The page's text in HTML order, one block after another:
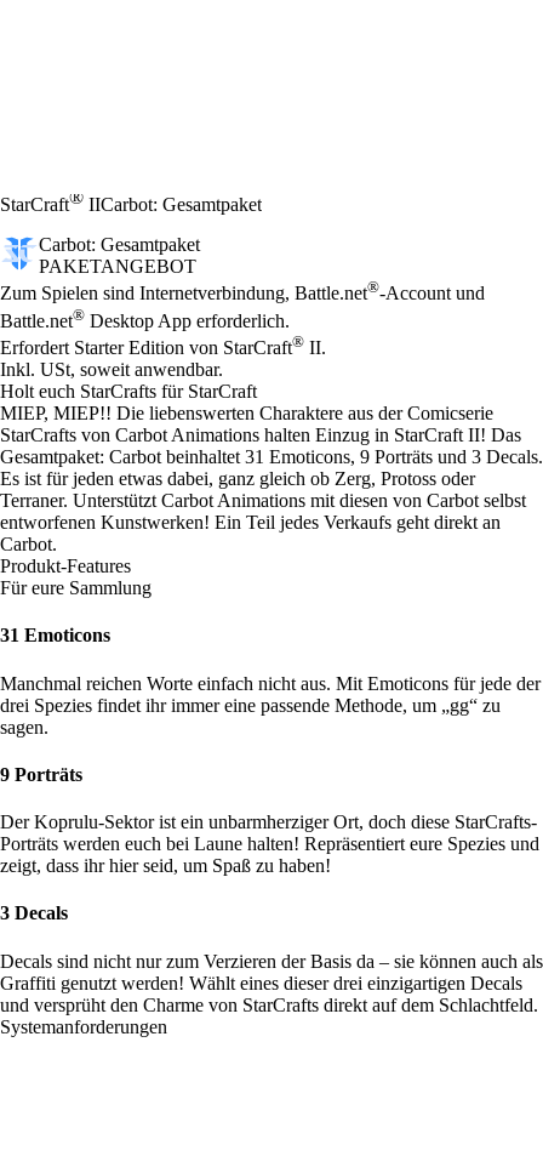
StarCraft® IICarbot: Gesamtpaket
Carbot: Gesamtpaket
PAKETANGEBOT
Preis
Available actions
Zum Spielen sind Internetverbindung, Battle.net®-Account und
Battle.net® Desktop App erforderlich.
Erfordert Starter Edition von StarCraft® II.
Inkl. USt, soweit anwendbar.
Holt euch StarCrafts für StarCraft
MIEP, MIEP!! Die liebenswerten Charaktere aus der Comicserie
StarCrafts von Carbot Animations halten Einzug in StarCraft II! Das
Gesamtpaket: Carbot beinhaltet 31 Emoticons, 9 Porträts und 3 Decals.
Es ist für jeden etwas dabei, ganz gleich ob Zerg, Protoss oder
Terraner. Unterstützt Carbot Animations mit diesen von Carbot selbst
entworfenen Kunstwerken! Ein Teil jedes Verkaufs geht direkt an
Carbot.
Produkt-Features
Für eure Sammlung
31 Emoticons
Manchmal reichen Worte einfach nicht aus. Mit Emoticons für jede der
drei Spezies findet ihr immer eine passende Methode, um „gg“ zu
sagen.
9 Porträts
Der Koprulu-Sektor ist ein unbarmherziger Ort, doch diese StarCrafts-
Porträts werden euch bei Laune halten! Repräsentiert eure Spezies und
zeigt, dass ihr hier seid, um Spaß zu haben!
3 Decals
Decals sind nicht nur zum Verzieren der Basis da – sie können auch als
Graffiti genutzt werden! Wählt eines dieser drei einzigartigen Decals
und versprüht den Charme von StarCrafts direkt auf dem Schlachtfeld.
Systemanforderungen